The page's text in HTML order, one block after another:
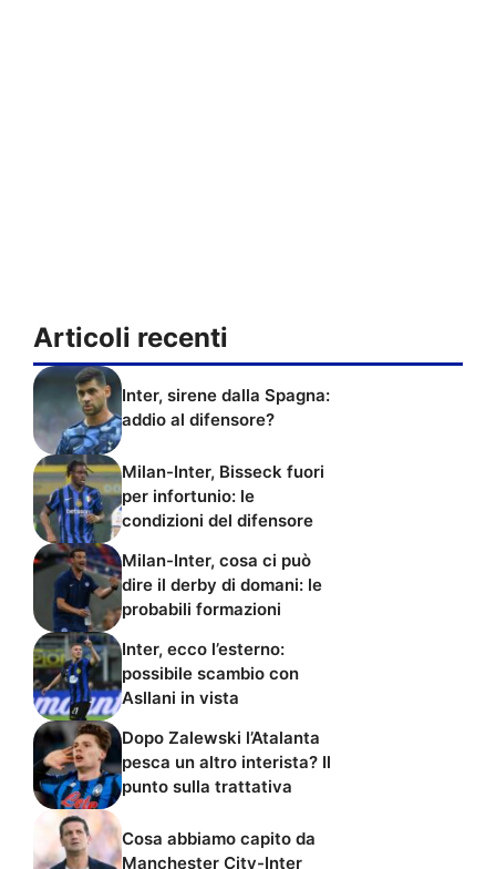
Articoli recenti
Inter, sirene dalla Spagna:
addio al difensore?
Milan-Inter, Bisseck fuori
per infortunio: le
condizioni del difensore
Milan-Inter, cosa ci può
dire il derby di domani: le
probabili formazioni
Inter, ecco l’esterno:
possibile scambio con
Asllani in vista
Dopo Zalewski l’Atalanta
pesca un altro interista? Il
punto sulla trattativa
Cosa abbiamo capito da
Manchester City-Inter